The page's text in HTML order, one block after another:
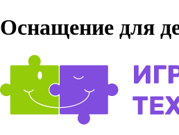
Оснащение для